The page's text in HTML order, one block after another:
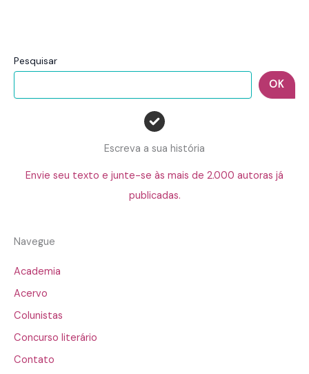
Pesquisar
OK
Escreva a sua história
Envie seu texto e junte-se às mais de 2.000 autoras já
publicadas.
Navegue
Academia
Acervo
Colunistas
Concurso literário
Contato